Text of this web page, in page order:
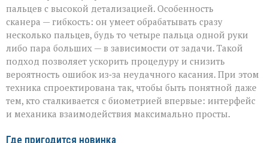
пальцев с высокой детализацией. Особенность
сканера — гибкость: он умеет обрабатывать сразу
несколько пальцев, будь то четыре пальца одной руки
либо пара больших — в зависимости от задачи. Такой
подход позволяет ускорить процедуру и снизить
вероятность ошибок из‑за неудачного касания. При этом
техника спроектирована так, чтобы быть понятной даже
тем, кто сталкивается с биометрией впервые: интерфейс
и механика взаимодействия максимально просты.
Где пригодится новинка